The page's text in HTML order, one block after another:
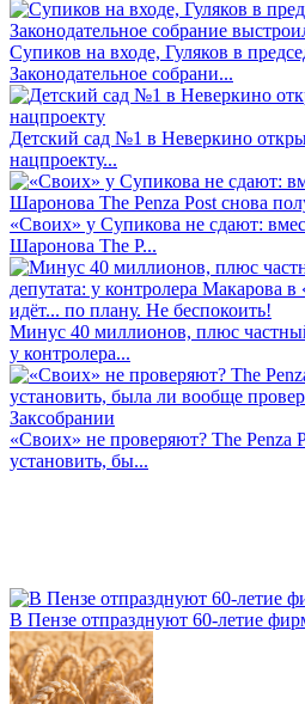
Супиков на входе, Гуляков в
Законодательное собрани...
Детский сад №1 в Неверкино
нацпроекту...
«Своих» у Супикова не сдают:
Шаронова The P...
Минус 40 миллионов, плюс
у контролера...
«Своих» не проверяют? The Penza
установить, бы...
В Пензе отпразднуют 60-летие